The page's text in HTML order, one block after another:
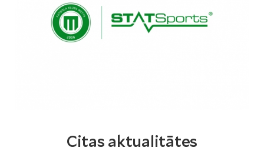
Citas aktualitātes